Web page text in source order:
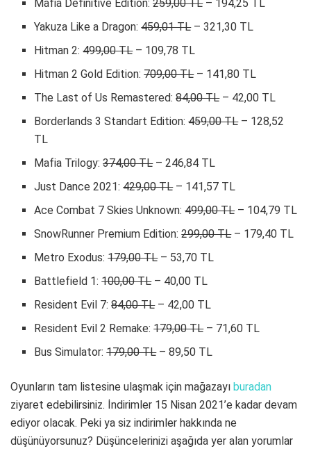
Mafia Definitive Edition:259,00 TL– 194,25 TL
Yakuza Like a Dragon:459,01 TL– 321,30 TL
Hitman 2:499,00 TL– 109,78 TL
Hitman 2 Gold Edition:709,00 TL– 141,80 TL
The Last of Us Remastered:84,00 TL– 42,00 TL
Borderlands 3 Standart Edition:459,00 TL– 128,52
TL
Mafia Trilogy:374,00 TL– 246,84 TL
Just Dance 2021:429,00 TL– 141,57 TL
Ace Combat 7 Skies Unknown:499,00 TL– 104,79 TL
SnowRunner Premium Edition:299,00 TL– 179,40 TL
Metro Exodus:179,00 TL– 53,70 TL
Battlefield 1:100,00 TL– 40,00 TL
Resident Evil 7:84,00 TL– 42,00 TL
Resident Evil 2 Remake:179,00 TL– 71,60 TL
Bus Simulator:179,00 TL– 89,50 TL
Oyunların tam listesine ulaşmak için mağazayı buradan
ziyaret edebilirsiniz. İndirimler 15 Nisan 2021’e kadar devam
ediyor olacak. Peki ya siz indirimler hakkında ne
düşünüyorsunuz? Düşüncelerinizi aşağıda yer alan yorumlar